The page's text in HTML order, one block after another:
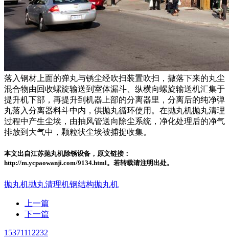
落入钢材上面的弹丸与锈尘经吹扫装置吹扫，撒落下来的丸尘
混合物由回收螺旋输送到室体漏斗、纵横向螺旋输送机汇集于
提升机下部，再提升到机器上部的分离器里，分离后的纯净弹
丸落入分离器料斗中内，供抛丸循环使用。在抛丸机抛丸清理
过程中产生尘埃，由抽风管送向除尘系统，净化处理后的净气
排放到大气中，颗粒状尘埃被捕捉收集。
本文出自江苏抛丸机除锈设备，原文链接：
http://m.ycpaowanji.com/9134.html。若转载请注明出处。
抛丸机抛丸清理机钢结构抛丸机
上一篇
下一篇
15371112232